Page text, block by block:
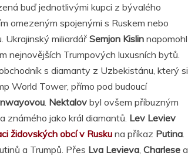
buď jednotlivými kupci z bývalého
omezeným spojenými s Ruskem nebo
Ukrajinský miliardář Semjon Kislin napomohl
nejnovějších Trumpových luxusních bytů.
s diamanty z Uzbekistánu, který si
World Tower, přímo pod budoucí
. Nektalov byl ovšem příbuzným
známého jako král diamantů. Lev Leviev
židovských obcí v Ruskuna příkaz Putina.
a Trumpů. Přes Lva Levieva, Charlese a